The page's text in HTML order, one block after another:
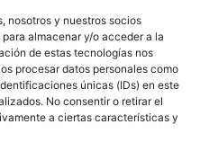
nosotros y nuestros socios
almacenar y/o acceder a la
de estas tecnologías nos
procesar datos personales como
únicas (IDs) en este
No consentir o retirar el
a ciertas características y